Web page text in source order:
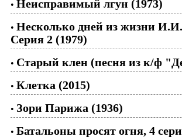
• Неисправимый лгун (1973)
• Несколько дней из жизни
Серия 2 (1979)
• Старый клен (песня из к/ф
• Клетка (2015)
• Зори Парижа (1936)
• Батальоны просят огня, 4